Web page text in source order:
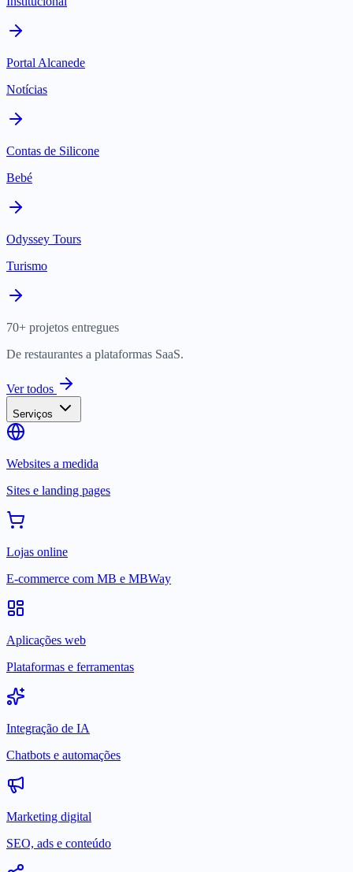
Portal Alcanede
Notícias
Contas de Silicone
Bebé
Odyssey Tours
Turismo
70+ projetos entregues
De restaurantes a plataformas SaaS.
Ver todos
Serviços
Websites a medida
Sites e landing pages
Lojas online
E-commerce com MB e MBWay
Aplicações web
Plataformas e ferramentas
Integração de IA
Chatbots e automações
Marketing digital
SEO, ads e conteúdo